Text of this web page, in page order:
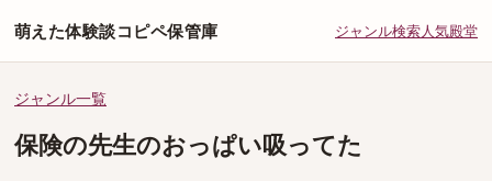
萌えた体験談コピペ保管庫 ジャンル検索人気殿堂
ジャンル一覧
保険の先生のおっぱい吸ってた